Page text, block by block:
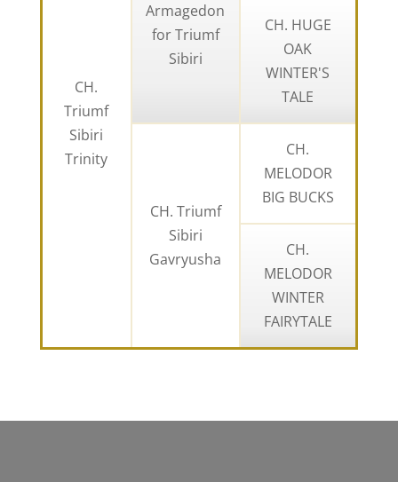
CH.
Triumf
Sibiri
Trinity
Armagedon
for Triumf
Sibiri
CH. HUGE
OAK
WINTER'S
TALE
CH. Triumf
Sibiri
Gavryusha
CH.
MELODOR
BIG BUCKS
CH.
MELODOR
WINTER
FAIRYTALE